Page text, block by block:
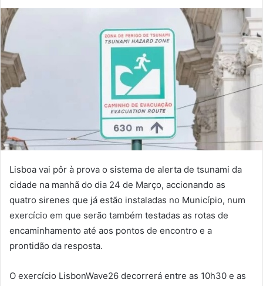
Lisboa vai pôr à prova o sistema de alerta de tsunami da
cidade na manhã do dia 24 de Março, accionando as
quatro sirenes que já estão instaladas no Município, num
exercício em que serão também testadas as rotas de
encaminhamento até aos pontos de encontro e a
prontidão da resposta.
O exercício LisbonWave26 decorrerá entre as 10h30 e as